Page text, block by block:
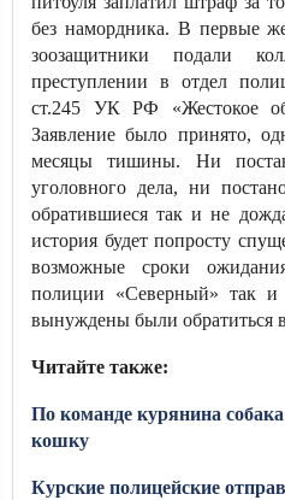
без намордника. В первые
зоозащитники подали
преступлении в отдел
ст.245 УК РФ «Жестокое
Заявление было принято,
месяцы тишины. Ни
уголовного дела, ни
обратившиеся так и не
история будет попросту
возможные сроки
полиции «Северный» так
вынуждены были обратиться
Читайте также:
По команде курянина
кошку
Курские полицейские